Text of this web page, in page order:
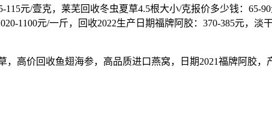
元/壹克，莱芜回收冬虫夏草4.5根大小/克报价多少钱：65-
1100元/一斤，回收2022生产日期福牌阿胶：370-385元，
价回收鱼翅海参，高品质进口燕窝，日期2021福牌阿胶，